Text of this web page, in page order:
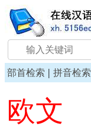
部首检索 | 拼音检索
欧文